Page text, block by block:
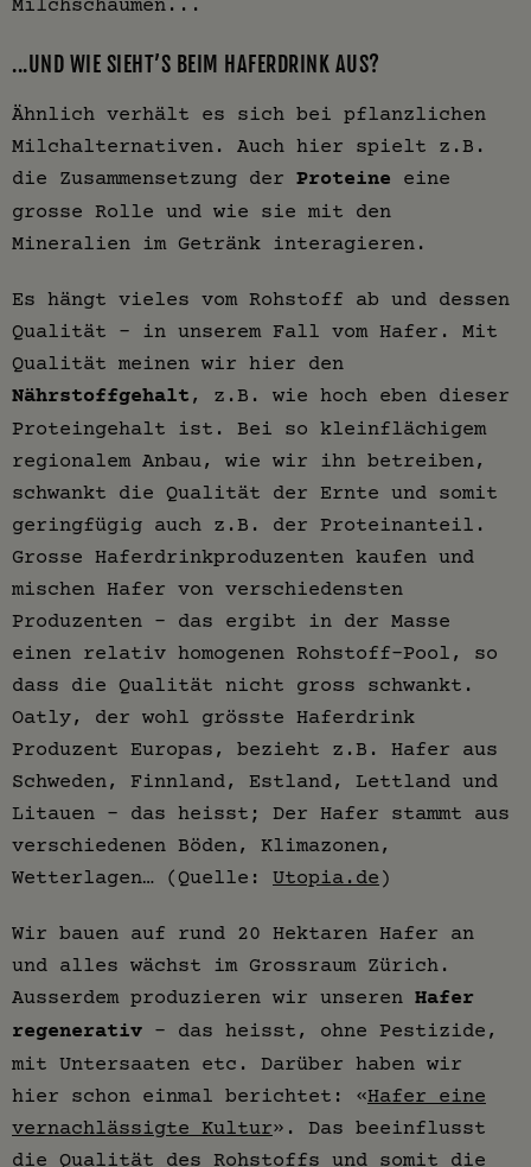
...UND WIE SIEHT’S BEIM HAFERDRINK AUS?
Ähnlich verhält es sich bei pflanzlichen
Milchalternativen. Auch hier spielt z.B.
die Zusammensetzung der Proteine eine
grosse Rolle und wie sie mit den
Mineralien im Getränk interagieren.
Es hängt vieles vom Rohstoff ab und dessen
Qualität - in unserem Fall vom Hafer. Mit
Qualität meinen wir hier den
Nährstoffgehalt , z.B. wie hoch eben dieser
Proteingehalt ist. Bei so kleinflächigem
regionalem Anbau, wie wir ihn betreiben,
schwankt die Qualität der Ernte und somit
geringfügig auch z.B. der Proteinanteil.
Grosse Haferdrinkproduzenten kaufen und
mischen Hafer von verschiedensten
Produzenten – das ergibt in der Masse
einen relativ homogenen Rohstoff-Pool, so
dass die Qualität nicht gross schwankt.
Oatly, der wohl grösste Haferdrink
Produzent Europas, bezieht z.B. Hafer aus
Schweden, Finnland, Estland, Lettland und
Litauen – das heisst; Der Hafer stammt aus
verschiedenen Böden, Klimazonen,
Wetterlagen… (Quelle: Utopia.de )
Wir bauen auf rund 20 Hektaren Hafer an
und alles wächst im Grossraum Zürich.
Ausserdem produzieren wir unseren Hafer
regenerativ – das heisst, ohne Pestizide,
mit Untersaaten etc. Darüber haben wir
hier schon einmal berichtet: «Hafer eine
vernachlässigte Kultur». Das beeinflusst
die Qualität des Rohstoffs und somit die